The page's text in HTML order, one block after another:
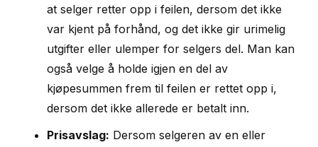
at selger retter opp i feilen, dersom det ikke
var kjent på forhånd, og det ikke gir urimelig
utgifter eller ulemper for selgers del. Man kan
også velge å holde igjen en del av
kjøpesummen frem til feilen er rettet opp i,
dersom det ikke allerede er betalt inn.
Prisavslag: Dersom selgeren av en eller